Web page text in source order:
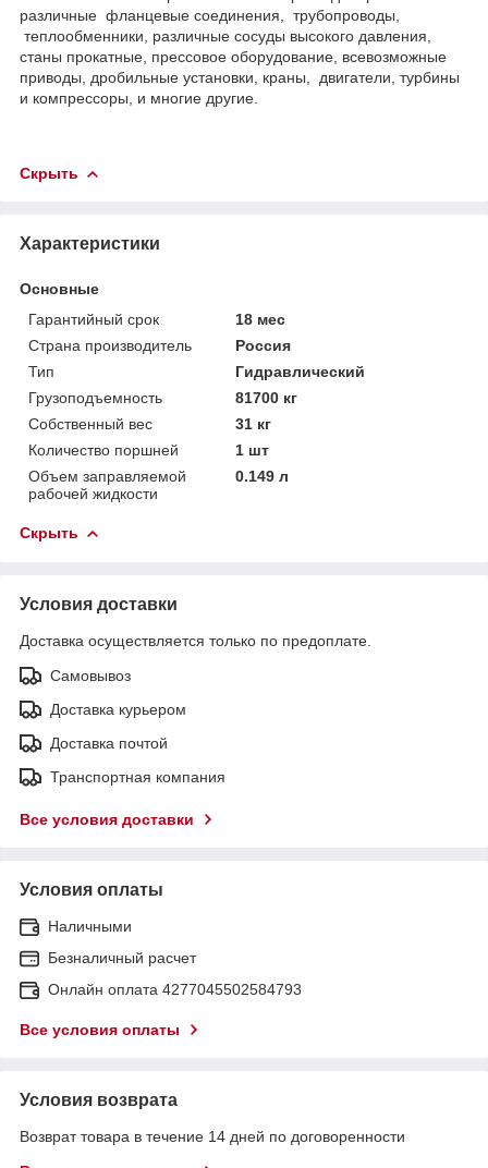
различные фланцевые соединения, трубопроводы,
теплообменники, различные сосуды высокого давления,
станы прокатные, прессовое оборудование, всевозможные
приводы, дробильные установки, краны, двигатели, турбины
и компрессоры, и многие другие.
Скрыть
Характеристики
Основные
Гарантийный срок
18 мес
Страна производитель
Россия
Тип
Гидравлический
Грузоподъемность
81700 кг
Собственный вес
31 кг
Количество поршней
1 шт
Объем заправляемой
рабочей жидкости
0.149 л
Скрыть
Условия доставки
Доставка осуществляется только по предоплате.
Самовывоз
Доставка курьером
Доставка почтой
Транспортная компания
Все условия доставки
Условия оплаты
Наличными
Безналичный расчет
Онлайн оплата 4277045502584793
Все условия оплаты
Условия возврата
Возврат товара в течение 14 дней по договоренности